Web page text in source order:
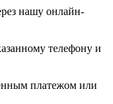
нашу онлайн-
телефону и
платежом или